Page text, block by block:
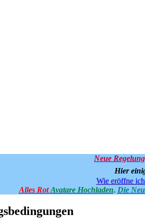
Neue
Hier
Wie eröffne
Alles Rot Avatare Hochladen. Die